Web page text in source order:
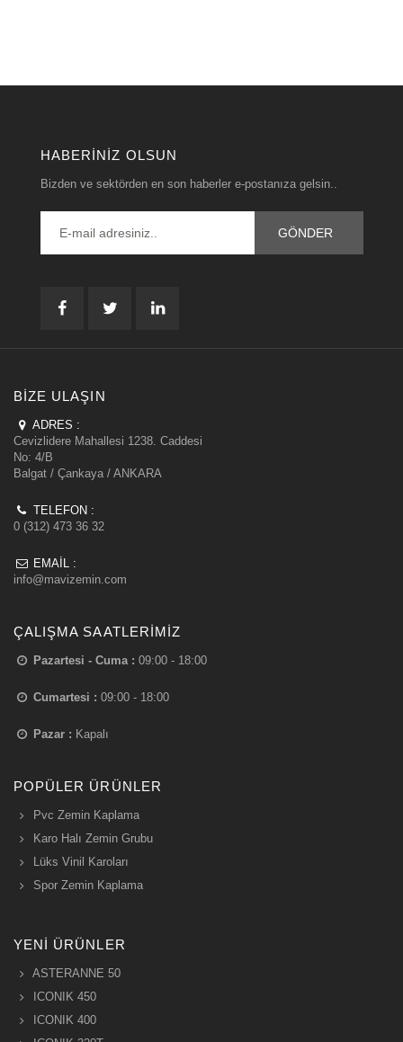
HABERINIZ OLSUN
Bizden ve sektörden en son haberler e-postanıza gelsin..
BIZE ULAŞIN
ADRES :
Cevizlidere Mahallesi 1238. Caddesi
No: 4/B
Balgat / Çankaya / ANKARA
TELEFON :
0 (312) 473 36 32
EMAIL :
info@mavizemin.com
ÇALIŞMA SAATLERIMIZ
Pazartesi - Cuma : 09:00 - 18:00
Cumartesi : 09:00 - 18:00
Pazar : Kapalı
POPÜLER ÜRÜNLER
Pvc Zemin Kaplama
Karo Halı Zemin Grubu
Lüks Vinil Karoları
Spor Zemin Kaplama
YENI ÜRÜNLER
ASTERANNE 50
ICONIK 450
ICONIK 400